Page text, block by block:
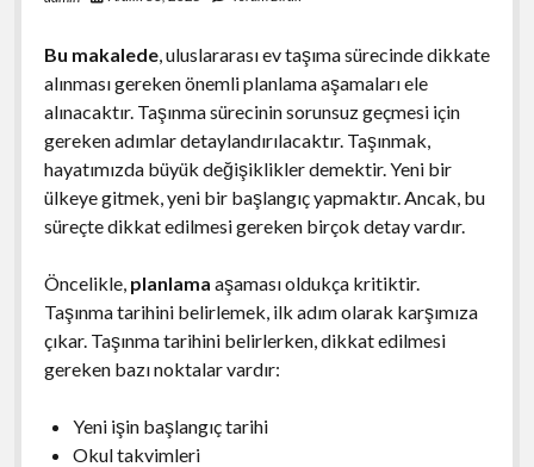
Bu makalede, uluslararası ev taşıma sürecinde dikkate
alınması gereken önemli planlama aşamaları ele
alınacaktır. Taşınma sürecinin sorunsuz geçmesi için
gereken adımlar detaylandırılacaktır. Taşınmak,
hayatımızda büyük değişiklikler demektir. Yeni bir
ülkeye gitmek, yeni bir başlangıç yapmaktır. Ancak, bu
süreçte dikkat edilmesi gereken birçok detay vardır.
Öncelikle, planlama aşaması oldukça kritiktir.
Taşınma tarihini belirlemek, ilk adım olarak karşımıza
çıkar. Taşınma tarihini belirlerken, dikkat edilmesi
gereken bazı noktalar vardır:
Yeni işin başlangıç tarihi
Okul takvimleri